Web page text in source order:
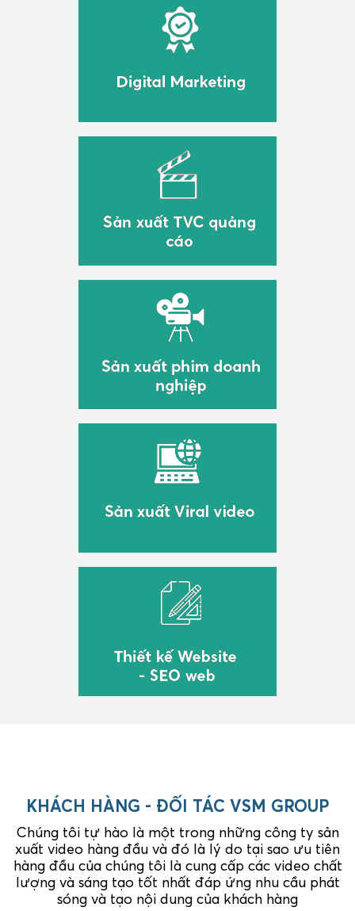
KHÁCH HÀNG - ĐỐI TÁC VSM GROUP
Chúng tôi tự hào là một trong những công ty sản
xuất video hàng đầu và đó là lý do tại sao ưu tiên
hàng đầu của chúng tôi là cung cấp các video chất
lượng và sáng tạo tốt nhất đáp ứng nhu cầu phát
sóng và tạo nội dung của khách hàng